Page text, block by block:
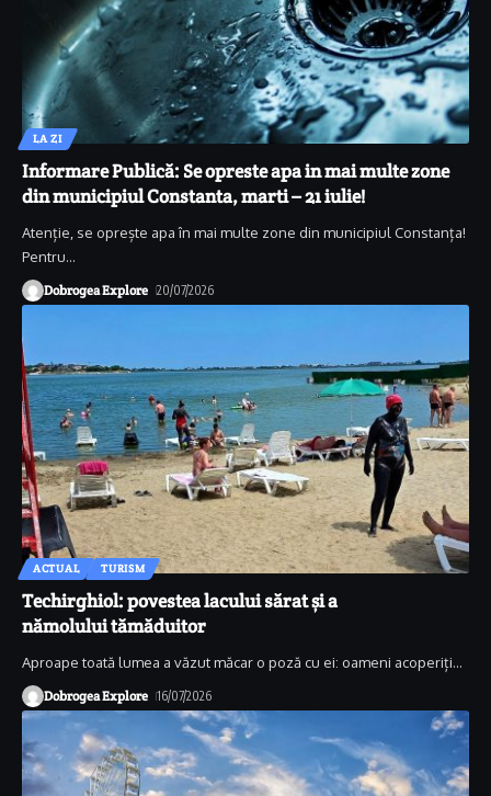
LA ZI
Informare Publică: Se opreste apa in mai multe zone
din municipiul Constanta, marti – 21 iulie!
Atenție, se oprește apa în mai multe zone din municipiul Constanța!
Pentru…
Dobrogea Explore 20/07/2026
ACTUAL TURISM
Techirghiol: povestea lacului sărat și a
nămolului tămăduitor
Aproape toată lumea a văzut măcar o poză cu ei: oameni acoperiți…
Dobrogea Explore 16/07/2026